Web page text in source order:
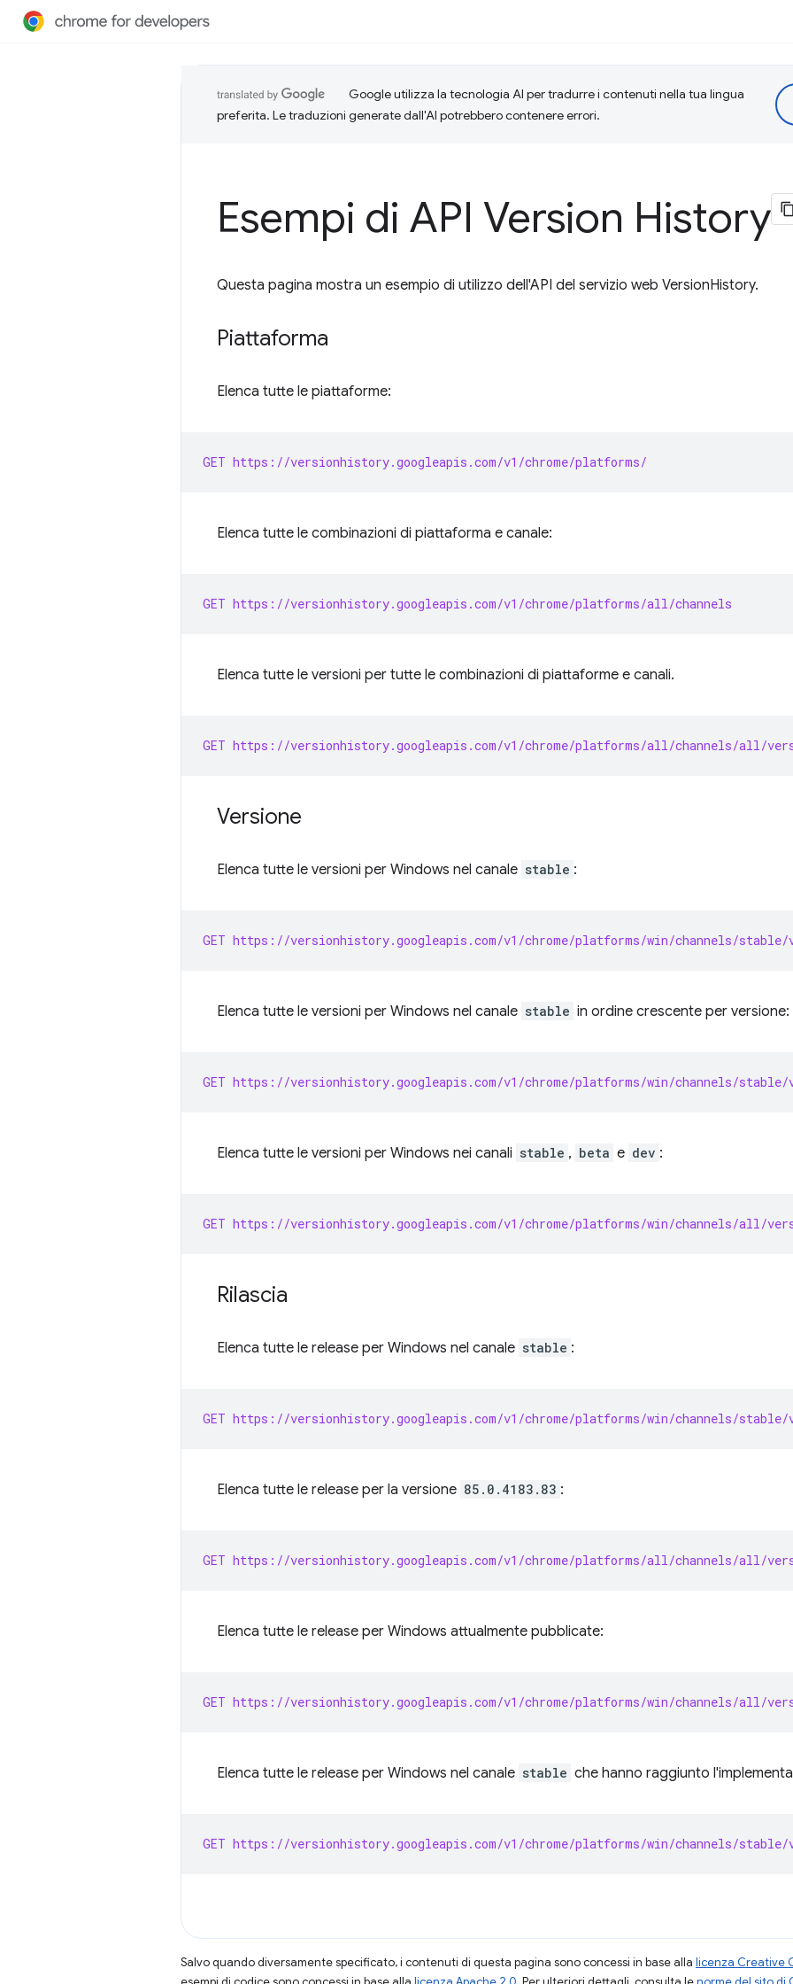
Google utilizza la tecnologia AI per tradurre i contenuti nella tua lingua
preferita. Le traduzioni generate dall'AI potrebbero contenere errori.
Esempi di API Version History
Questa pagina mostra un esempio di utilizzo dell'API del servizio web VersionHistory.
Piattaforma
Elenca tutte le piattaforme:
GET https://versionhistory.googleapis.com/v1/chrome/platforms/
Elenca tutte le combinazioni di piattaforma e canale:
GET https://versionhistory.googleapis.com/v1/chrome/platforms/all/channels
Elenca tutte le versioni per tutte le combinazioni di piattaforme e canali.
GET https://versionhistory.googleapis.com/v1/chrome/platforms/all/channels/all/
Versione
Elenca tutte le versioni per Windows nel canale stable :
GET https://versionhistory.googleapis.com/v1/chrome/platforms/win/channels/stable/
Elenca tutte le versioni per Windows nel canale stable in ordine crescente per versione:
GET https://versionhistory.googleapis.com/v1/chrome/platforms/win/channels/stable/
Elenca tutte le versioni per Windows nei canali stable , beta e dev :
GET https://versionhistory.googleapis.com/v1/chrome/platforms/win/channels/all/
Rilascia
Elenca tutte le release per Windows nel canale stable :
GET https://versionhistory.googleapis.com/v1/chrome/platforms/win/channels/
Elenca tutte le release per la versione 85.0.4183.83 :
GET https://versionhistory.googleapis.com/v1/chrome/platforms/all/channels/all/
Elenca tutte le release per Windows attualmente pubblicate:
GET https://versionhistory.googleapis.com/v1/chrome/platforms/win/channels/all/
Elenca tutte le release per Windows nel canale stable che hanno raggiunto
GET https://versionhistory.googleapis.com/v1/chrome/platforms/win/channels/
Salvo quando diversamente specificato, i contenuti di questa pagina sono concessi in base alla licenza Creative